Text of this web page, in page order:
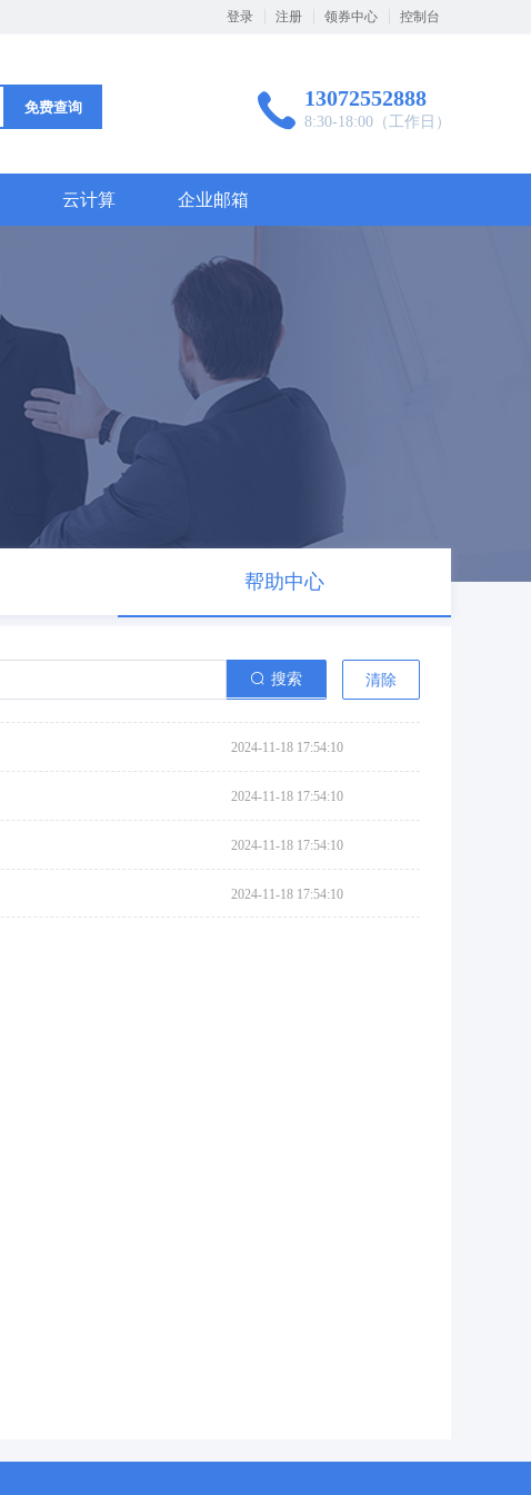
登录 注册 领券中心 控制台
免费查询 13072552888
8:30-18:00（工作日）
云计算 企业邮箱
帮助中心
搜索 清除
2024-11-18 17:54:10
2024-11-18 17:54:10
2024-11-18 17:54:10
2024-11-18 17:54:10